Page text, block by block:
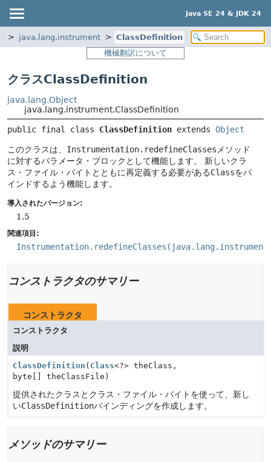
Java SE 24 & JDK 24
java.lang.instrument
ClassDefinition
機械翻訳について
クラスClassDefinition
java.lang.Object
java.lang.instrument.ClassDefinition
public final class ClassDefinition extends Object
このクラスは、 Instrumentation.redefineClasses メソッド
に対するパラメータ・ブロックとして機能します。
新しいクラ
ス・ファイル・バイトとともに再定義する必要があるClassをバ
インドするよう機能します。
導入されたバージョン:
1.5
関連項目:
コンストラクタのサマリー
コンストラクタ
コンストラクタ
説明
ClassDefinition ( Class<?> theClass,
byte[] theClassFile)
提供されたクラスとクラス・ファイル・バイトを使って、新し
いClassDefinitionバインディングを作成します。
メソッドのサマリー